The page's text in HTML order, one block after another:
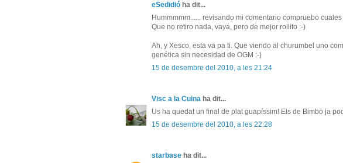
eSedidió ha dit...
Hummmmm...... revisando mi comentario compruebo
Que no retiro nada, vaya, pero de mejor rollito :-)
Ah, y Xesco, esta va pa ti. Que viendo al churumbel uno
genética sin necesidad de OGM :-)
15 de desembre del 2010, a les 21:24
Visc a la Cuina ha dit...
Us ha quedat un final de plat guapíssim! Els de Bimbo ja
15 de desembre del 2010, a les 22:28
starbase ha dit...